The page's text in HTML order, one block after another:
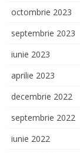
octombrie 2023
septembrie 2023
iunie 2023
aprilie 2023
decembrie 2022
septembrie 2022
iunie 2022